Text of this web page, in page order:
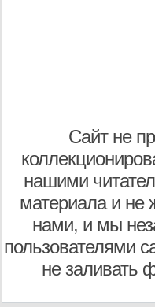
Сайт не
нашими
материала и не
нами, и мы
пользователями
не заливать